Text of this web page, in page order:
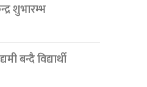
शुभारम्भ
बन्दै विद्यार्थी